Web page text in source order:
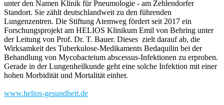
unter den Namen Klinik für Pneumologie - am Zehlendorfer
Standort. Sie zählt deutschlandweit zu den führenden
Lungenzentren. Die Stiftung Atemweg fördert seit 2017 ein
Forschungsprojekt am HELIOS Klinikum Emil von Behring unter
der Leitung von Prof. Dr. T. Bauer. Dieses zielt darauf ab, die
Wirksamkeit des Tuberkulose-Medikaments Bedaquilin bei der
Behandlung von Mycobacteium abscessus-Infektionen zu erproben.
Gerade in der Lungenheilkunde geht eine solche Infektion mit einer
hohen Morbidität und Mortalität einher.
www.helios-gesundheit.de